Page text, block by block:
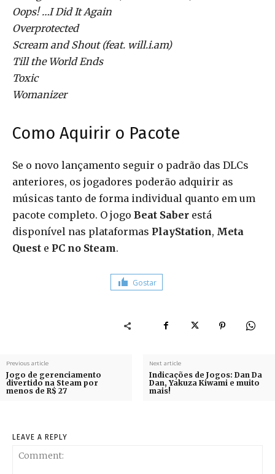
Oops! …I Did It Again
Overprotected
Scream and Shout (feat. will.i.am)
Till the World Ends
Toxic
Womanizer
Como Aquirir o Pacote
Se o novo lançamento seguir o padrão das DLCs
anteriores, os jogadores poderão adquirir as
músicas tanto de forma individual quanto em um
pacote completo. O jogo Beat Saber está
disponível nas plataformas PlayStation, Meta
Quest e PC no Steam.
Gostar
Previous article
Jogo de gerenciamento
divertido na Steam por
menos de R$ 27
Next article
Indicações de Jogos: Dan Da
Dan, Yakuza Kiwami e muito
mais!
LEAVE A REPLY